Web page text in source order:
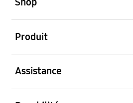
Produit
Assistance